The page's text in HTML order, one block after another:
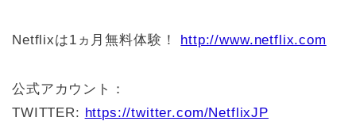
Netflixは1ヵ月無料体験！ http://www.netflix.com
公式アカウント：
TWITTER: https://twitter.com/NetflixJP